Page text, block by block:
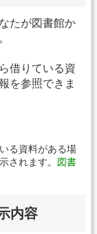
たが図書館か
借りている資
を参照できま
る資料がある場
されます。 図書
内容